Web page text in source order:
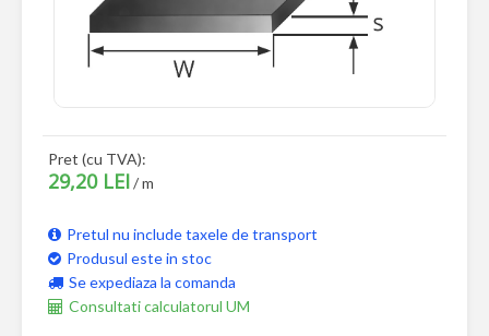
Pret (cu TVA):
29,20 LEI/ m
Pretul nu include taxele de transport
Produsul este in stoc
Se expediaza la comanda
Consultati calculatorul UM